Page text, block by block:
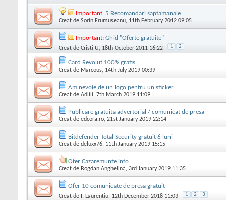
Important: 5 Recomandari saptamanale
Creat de Sorin Frumuseanu, 11th February 2012 09:05
Important: Ghid "Oferte gratuite"
Creat de Cristi U, 18th October 2011 16:22 1 2
Card Revolut 100% gratis
Creat de Marcous, 14th July 2019 00:39
Am nevoie de un logo pentru un sticker
Creat de Adiiii, 7th March 2019 11:09
Publicare gratuita advertorial / comunicat de presa
Creat de edcora.ro, 21st January 2019 22:14
Bitdefender Total Security gratuit 6 luni
Creat de deluxx76, 11th January 2019 15:15
Ofer Cazaremunte.info
Creat de Bogdan Anghelina, 3rd January 2019 11:35
Ofer 10 comunicate de presa gratuit
Creat de I. Laurentiu, 12th December 2018 11:03 1 2 3